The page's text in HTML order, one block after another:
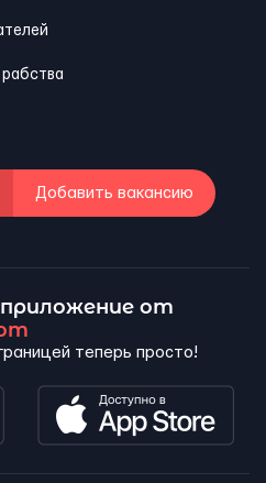
Добавить вакансию
от
теперь просто!